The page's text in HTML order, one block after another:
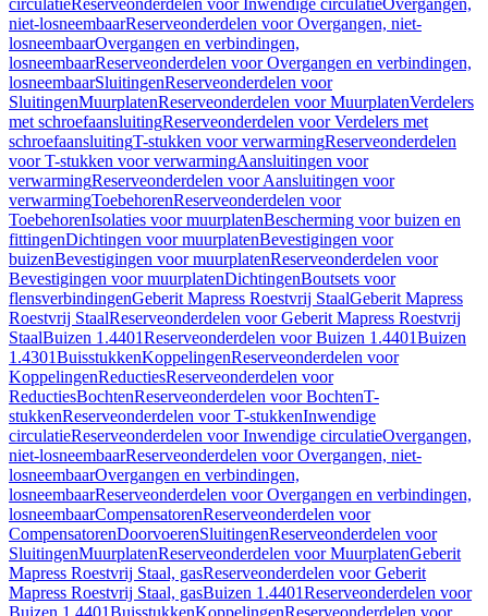
circulatieReserveonderdelen voor Inwendige circulatieOvergangen,
niet-losneembaarReserveonderdelen voor Overgangen, niet-
losneembaarOvergangen en verbindingen,
losneembaarReserveonderdelen voor Overgangen en verbindingen,
losneembaarSluitingenReserveonderdelen voor
SluitingenMuurplatenReserveonderdelen voor MuurplatenVerdelers
met schroefaansluitingReserveonderdelen voor Verdelers met
schroefaansluitingT-stukken voor verwarmingReserveonderdelen
voor T-stukken voor verwarmingAansluitingen voor
verwarmingReserveonderdelen voor Aansluitingen voor
verwarmingToebehorenReserveonderdelen voor
ToebehorenIsolaties voor muurplatenBescherming voor buizen en
fittingenDichtingen voor muurplatenBevestigingen voor
buizenBevestigingen voor muurplatenReserveonderdelen voor
Bevestigingen voor muurplatenDichtingenBoutsets voor
flensverbindingenGeberit Mapress Roestvrij StaalGeberit Mapress
Roestvrij StaalReserveonderdelen voor Geberit Mapress Roestvrij
StaalBuizen 1.4401Reserveonderdelen voor Buizen 1.4401Buizen
1.4301BuisstukkenKoppelingenReserveonderdelen voor
KoppelingenReductiesReserveonderdelen voor
ReductiesBochtenReserveonderdelen voor BochtenT-
stukkenReserveonderdelen voor T-stukkenInwendige
circulatieReserveonderdelen voor Inwendige circulatieOvergangen,
niet-losneembaarReserveonderdelen voor Overgangen, niet-
losneembaarOvergangen en verbindingen,
losneembaarReserveonderdelen voor Overgangen en verbindingen,
losneembaarCompensatorenReserveonderdelen voor
CompensatorenDoorvoerenSluitingenReserveonderdelen voor
SluitingenMuurplatenReserveonderdelen voor MuurplatenGeberit
Mapress Roestvrij Staal, gasReserveonderdelen voor Geberit
Mapress Roestvrij Staal, gasBuizen 1.4401Reserveonderdelen voor
Buizen 1.4401BuisstukkenKoppelingenReserveonderdelen voor